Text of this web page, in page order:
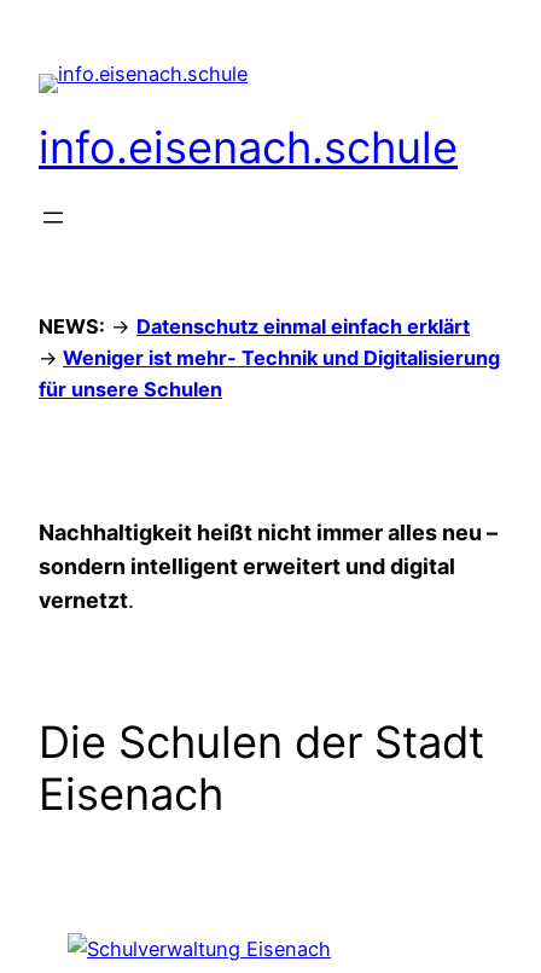
springen
info.eisenach.schule
NEWS: -> Datenschutz einmal einfach erklärt
-> Weniger ist mehr- Technik und Digitalisierung
für unsere Schulen
Nachhaltigkeit heißt nicht immer alles neu –
sondern intelligent erweitert und digital
vernetzt.
Die Schulen der Stadt
Eisenach